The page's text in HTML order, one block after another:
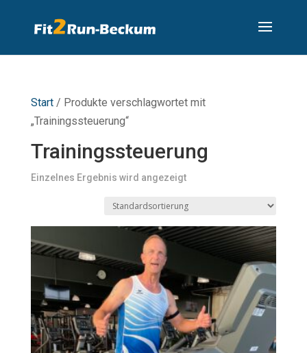
Start/ Produkte verschlagwortet mit
„Trainingssteuerung“
Trainingssteuerung
Einzelnes Ergebnis wird angezeigt